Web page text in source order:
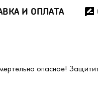
И ОПЛАТА
опасное!